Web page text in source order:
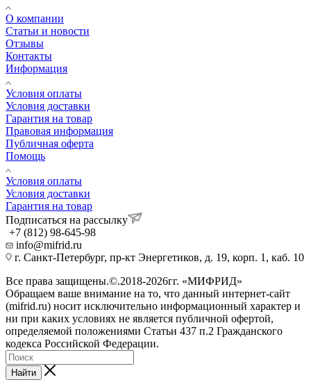
О компании
Статьи и новости
Отзывы
Контакты
Информация
Условия оплаты
Условия доставки
Гарантия на товар
Правовая информация
Публичная оферта
Помощь
Условия оплаты
Условия доставки
Гарантия на товар
Подписаться на рассылку
+7 (812) 98-645-98
info@mifrid.ru
г. Санкт-Петербург, пр-кт Энергетиков, д. 19, корп. 1, каб. 10
Все права защищены.©.2018-2026гг. «МИФРИД»
Обращаем ваше внимание на то, что данный интернет-сайт
(mifrid.ru) носит исключительно информационный характер и
ни при каких условиях не является публичной офертой,
определяемой положениями Статьи 437 п.2 Гражданского
кодекса Российской Федерации.
Найти